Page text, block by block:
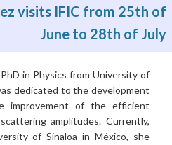
visits IFIC from 25th of
June to 28th of July
in Physics from University of
dedicated to the development
improvement of the efficient
amplitudes. Currently,
of Sinaloa in México, she